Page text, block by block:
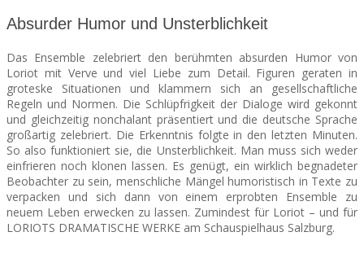
Absurder Humor und Unsterblichkeit
Das Ensemble zelebriert den berühmten absurden Humor von
Loriot mit Verve und viel Liebe zum Detail. Figuren geraten in
groteske Situationen und klammern sich an gesellschaftliche
Regeln und Normen. Die Schlüpfrigkeit der Dialoge wird gekonnt
und gleichzeitig nonchalant präsentiert und die deutsche Sprache
großartig zelebriert. Die Erkenntnis folgte in den letzten Minuten.
So also funktioniert sie, die Unsterblichkeit. Man muss sich weder
einfrieren noch klonen lassen. Es genügt, ein wirklich begnadeter
Beobachter zu sein, menschliche Mängel humoristisch in Texte zu
verpacken und sich dann von einem erprobten Ensemble zu
neuem Leben erwecken zu lassen. Zumindest für Loriot – und für
LORIOTS DRAMATISCHE WERKE am Schauspielhaus Salzburg.